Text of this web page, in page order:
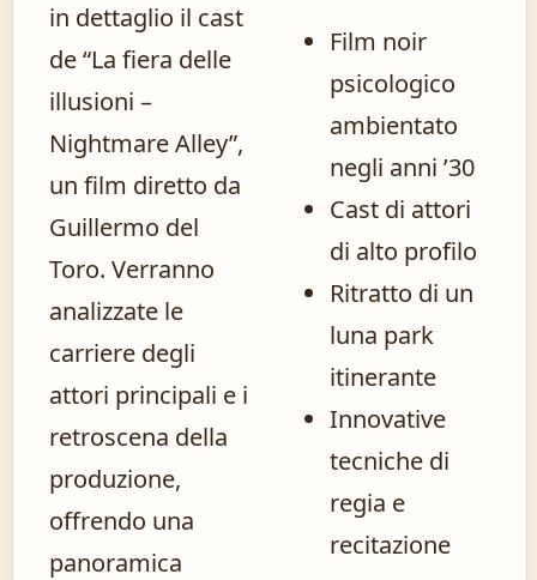
in dettaglio il cast
de “La fiera delle
illusioni –
Nightmare Alley”,
un film diretto da
Guillermo del
Toro. Verranno
analizzate le
carriere degli
attori principali e i
retroscena della
produzione,
offrendo una
panoramica
Film noir
psicologico
ambientato
negli anni ’30
Cast di attori
di alto profilo
Ritratto di un
luna park
itinerante
Innovative
tecniche di
regia e
recitazione